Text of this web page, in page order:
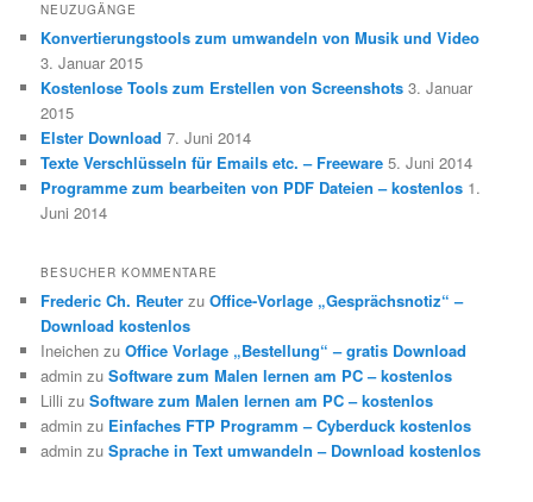
NEUZUGÄNGE
Konvertierungstools zum umwandeln von Musik und Video
3. Januar 2015
Kostenlose Tools zum Erstellen von Screenshots 3. Januar
2015
Elster Download 7. Juni 2014
Texte Verschlüsseln für Emails etc. – Freeware 5. Juni 2014
Programme zum bearbeiten von PDF Dateien – kostenlos 1.
Juni 2014
BESUCHER KOMMENTARE
Frederic Ch. Reuter zuOffice-Vorlage „Gesprächsnotiz“ –
Download kostenlos
Ineichen zuOffice Vorlage „Bestellung“ – gratis Download
admin zuSoftware zum Malen lernen am PC – kostenlos
Lilli zuSoftware zum Malen lernen am PC – kostenlos
admin zu Einfaches FTP Programm – Cyberduck kostenlos
admin zuSprache in Text umwandeln – Download kostenlos